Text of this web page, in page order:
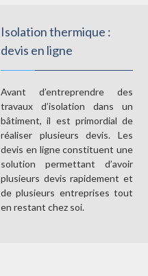
Isolation thermique :
devis en ligne
Avant d’entreprendre des
travaux d’isolation dans un
bâtiment, il est primordial de
réaliser plusieurs devis. Les
devis en ligne constituent une
solution permettant d’avoir
plusieurs devis rapidement et
de plusieurs entreprises tout
en restant chez soi.